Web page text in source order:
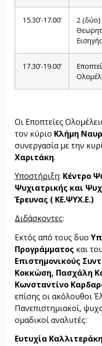
15.30’-17.00’
2 (δύο)
17.30’-19.00’
Οι Εποπτείες
τον κύριο Κλήμη
συνεργασία με την
Χαριτάκη.
Υποστήριξη: Κέντρο
Ψυχιατρικής και
Έρευνας ( ΚΕ.ΨΥΧ.Ε.)
Διδάσκοντες:
Εκτός από τους δυο
Προγράμματος και
Επιστημονικούς
Κοκκώση, Πασχάλη
Κωνσταντίνο
επίσης οι ακόλουθοι
Πανεπιστημιακοί,
ομαδικοί αναλυτές:
Ευτυχία Καλλιτεράκη